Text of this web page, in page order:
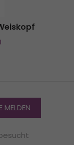
MELDEN